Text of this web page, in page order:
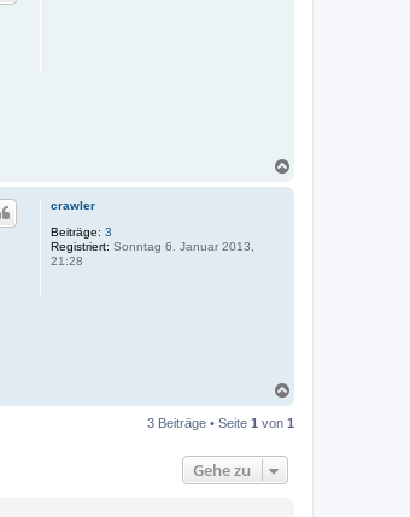
crawler
Beiträge: 3
Registriert: Sonntag 6. Januar 2013,
21:28
3 Beiträge • Seite 1 von 1
Gehe zu